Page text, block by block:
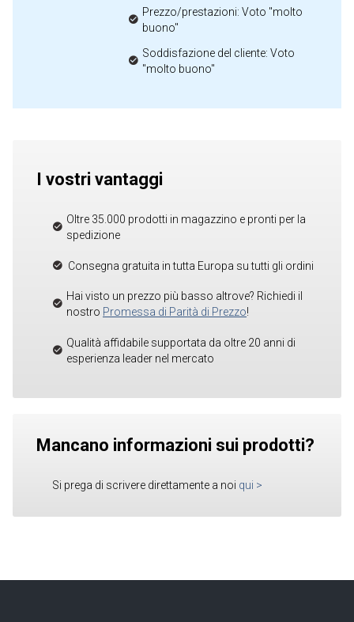
Prezzo/prestazioni: Voto "molto
buono"
Soddisfazione del cliente: Voto
"molto buono"
I vostri vantaggi
Oltre 35.000 prodotti in magazzino e pronti per la
spedizione
Consegna gratuita in tutta Europa su tutti gli ordini
Hai visto un prezzo più basso altrove? Richiedi il
nostro Promessa di Parità di Prezzo!
Qualità affidabile supportata da oltre 20 anni di
esperienza leader nel mercato
Mancano informazioni sui prodotti?
Si prega di scrivere direttamente a noi qui >